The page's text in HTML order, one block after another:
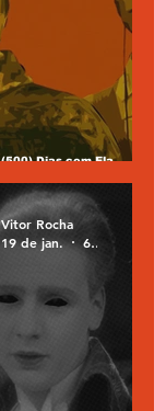
(500) Dias com Ela,
falso amor
Vitor Rocha
19 de jan.
6 min de leitura